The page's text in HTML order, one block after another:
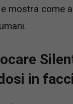
mostra come
in